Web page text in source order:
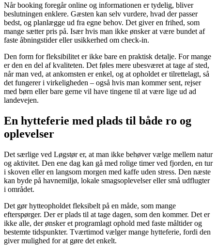
Når booking foregår online og informationen er tydelig, bliver
beslutningen enklere. Gæsten kan selv vurdere, hvad der passer
bedst, og planlægge ud fra egne behov. Det giver en frihed, som
mange sætter pris på. Især hvis man ikke ønsker at være bundet af
faste åbningstider eller usikkerhed om check-in.
Den form for fleksibilitet er ikke bare en praktisk detalje. For mange
er den en del af kvaliteten. Det føles mere ubesværet at tage af sted,
når man ved, at ankomsten er enkel, og at opholdet er tilrettelagt, så
det fungerer i virkeligheden – også hvis man kommer sent, rejser
med børn eller bare gerne vil have tingene til at være lige ud ad
landevejen.
En hytteferie med plads til både ro og
oplevelser
Det særlige ved Løgstør er, at man ikke behøver vælge mellem natur
og aktivitet. Den ene dag kan gå med rolige timer ved fjorden, en tur
i skoven eller en langsom morgen med kaffe uden stress. Den næste
kan byde på havnemiljø, lokale smagsoplevelser eller små udflugter
i området.
Det gør hytteopholdet fleksibelt på en måde, som mange
efterspørger. Der er plads til at tage dagen, som den kommer. Det er
ikke alle, der ønsker et programlagt ophold med faste måltider og
bestemte tidspunkter. Tværtimod vælger mange hytteferie, fordi den
giver mulighed for at gøre det enkelt.